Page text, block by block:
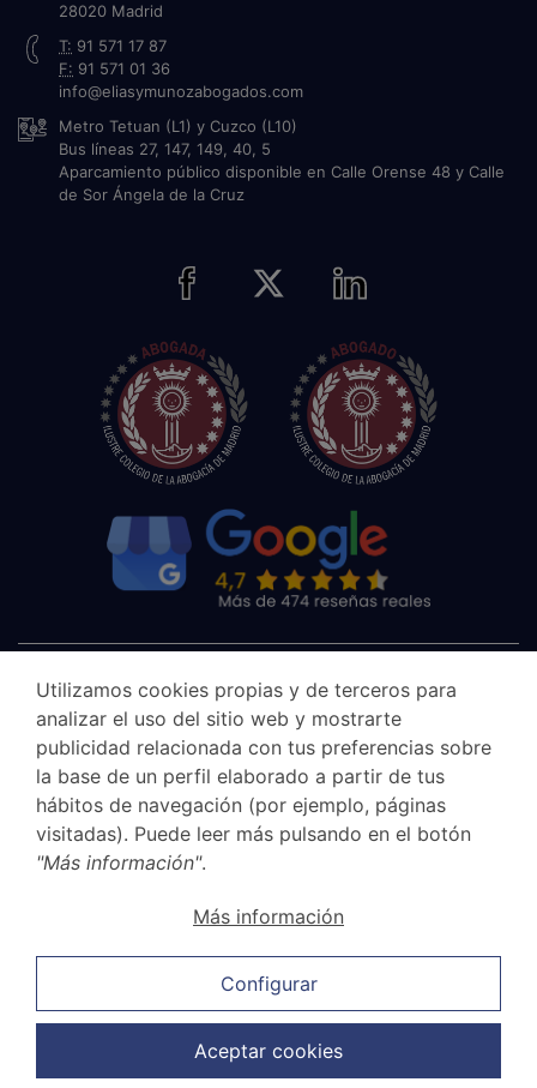
28020 Madrid
T: 91 571 17 87
F: 91 571 01 36
info@eliasymunozabogados.com
Metro Tetuan (L1) y Cuzco (L10)
Bus líneas 27, 147, 149, 40, 5
Aparcamiento público disponible en Calle Orense 48 y Calle
de Sor Ángela de la Cruz
Política de privacidad
Política de protección de datos
Utilizamos cookies propias y de terceros para
analizar el uso del sitio web y mostrarte
publicidad relacionada con tus preferencias sobre
la base de un perfil elaborado a partir de tus
hábitos de navegación (por ejemplo, páginas
visitadas). Puede leer más pulsando en el botón
"Más información".
Más información
Configurar
Aceptar cookies